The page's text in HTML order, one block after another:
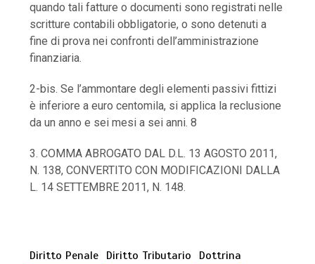
quando tali fatture o documenti sono registrati nelle
scritture contabili obbligatorie, o sono detenuti a
fine di prova nei confronti dell’amministrazione
finanziaria.
2-bis. Se l’ammontare degli elementi passivi fittizi
è inferiore a euro centomila, si applica la reclusione
da un anno e sei mesi a sei anni. 8
3. COMMA ABROGATO DAL D.L. 13 AGOSTO 2011,
N. 138, CONVERTITO CON MODIFICAZIONI DALLA
L. 14 SETTEMBRE 2011, N. 148.
Diritto Penale Diritto Tributario
Dottrina